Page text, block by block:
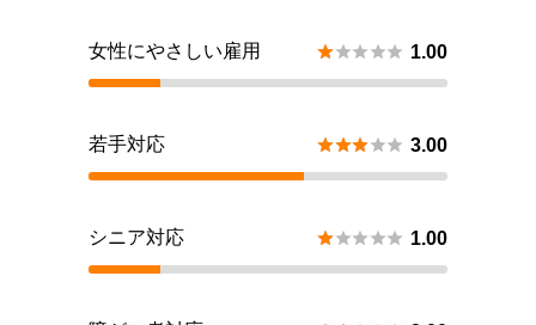
女性にやさしい雇用  1.00
若手対応  3.00
シニア対応  1.00